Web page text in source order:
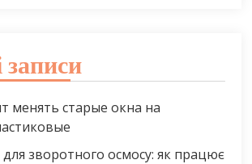
записи
менять старые окна на
зворотного осмосу: як працює